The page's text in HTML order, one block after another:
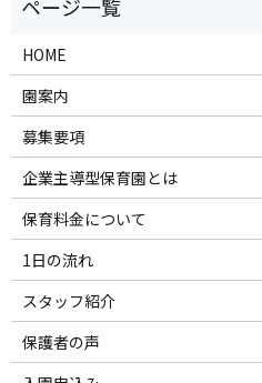
HOME
園案内
募集要項
企業主導型保育園とは
保育料金について
1日の流れ
スタッフ紹介
保護者の声